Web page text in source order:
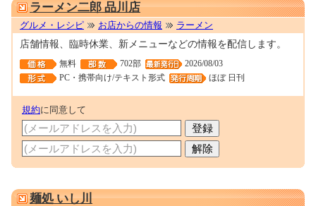
ラーメン二郎 品川店
グルメ・レシピ お店からの情報 ラーメン
店舗情報、臨時休業、新メニューなどの情報を配信します。
無料 702部
2026/08/03
PC・携帯向け/テキスト形式
ほぼ 日刊
規約に同意して
麺処 いし川